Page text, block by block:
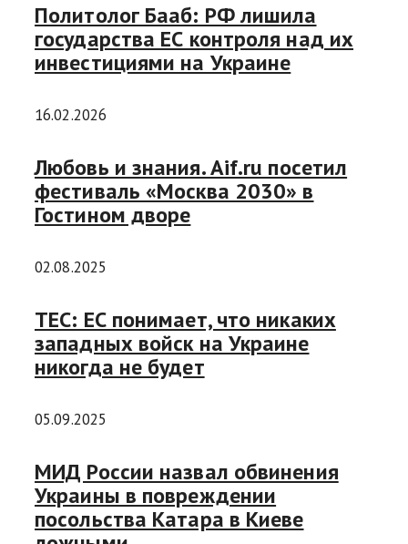
Политолог Бааб: РФ лишила
государства ЕС контроля над их
инвестициями на Украине
16.02.2026
Любовь и знания. Aif.ru посетил
фестиваль «Москва 2030» в
Гостином дворе
02.08.2025
TEC: ЕС понимает, что никаких
западных войск на Украине
никогда не будет
05.09.2025
МИД России назвал обвинения
Украины в повреждении
посольства Катара в Киеве